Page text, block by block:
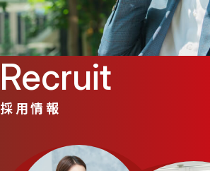
採用情報
Recruit